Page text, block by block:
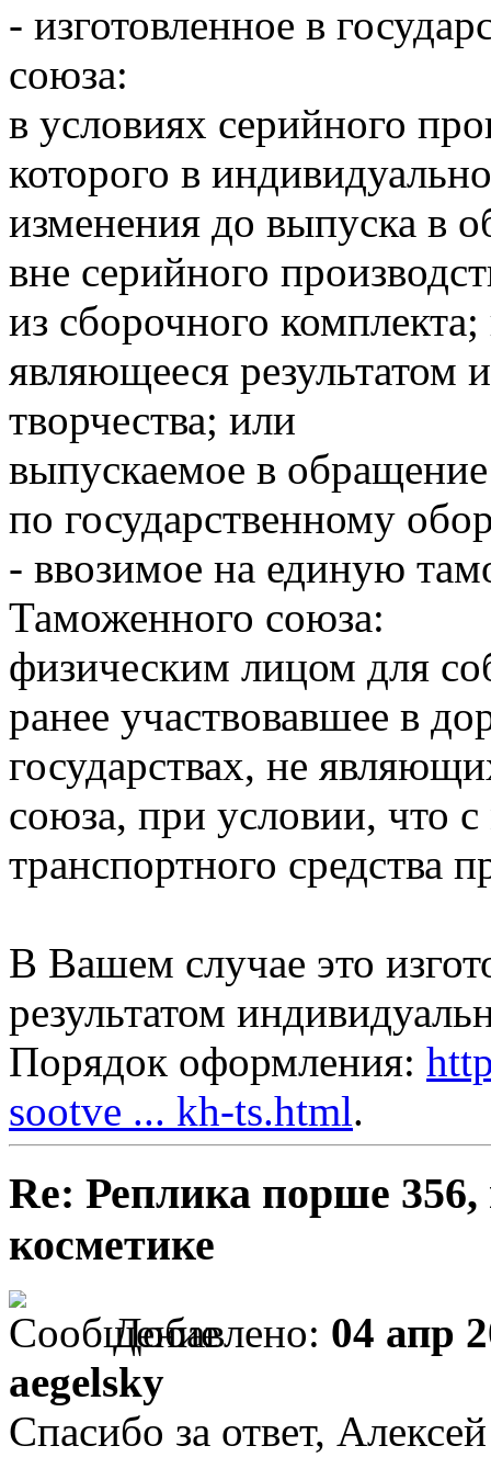
- изготовленное в
союза:
в условиях серийного
которого в
изменения до выпуска в
вне серийного
из сборочного
являющееся результатом
творчества; или
выпускаемое в
по государственному
- ввозимое на единую
Таможенного союза:
физическим лицом для
ранее участвовавшее в
государствах, не
союза, при условии, что
транспортного средства
В Вашем случае это
результатом
Порядок оформления:
sootve ... kh-ts.html.
Re: Реплика порше 356,
косметике
Добавлено: 04 апр
aegelsky
Спасибо за ответ,